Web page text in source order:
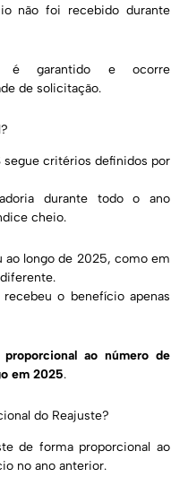
não foi recebido durante
é garantido e ocorre
de solicitação.
segue critérios definidos por
durante todo o ano
cheio.
ao longo de 2025, como em
o benefício apenas
proporcional ao número de
em 2025.
do Reajuste?
de forma proporcional ao
no ano anterior.